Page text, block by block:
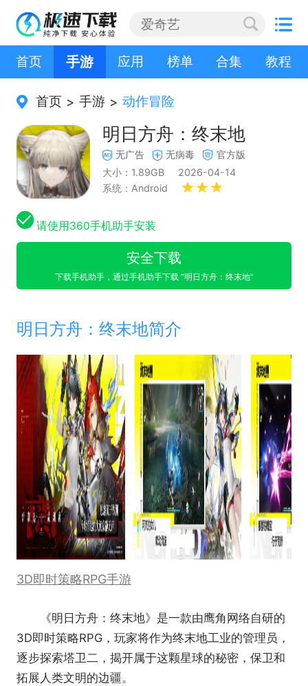
首页 手游 应用 榜单 合集 教程
首页 > 手游 > 动作冒险
明日方舟：终末地
无广告 无病毒
官方版
大小：1.89GB
2026-04-14
系统：Android
请使用360手机助手安装
安全下载
下载手机助手，通过手机助手下载 “明日方舟：终末地”
明日方舟：终末地简介
3D即时策略RPG手游
《明日方舟：终末地》是一款由鹰角网络自研的
3D即时策略RPG，玩家将作为终末地工业的管理员，
逐步探索塔卫二，揭开属于这颗星球的秘密，保卫和
拓展人类文明的边疆。